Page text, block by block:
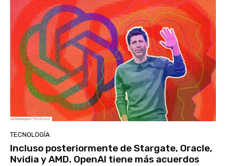
TECNOLOGÍA
Incluso posteriormente de Stargate, Oracle,
Nvidia y AMD, OpenAI tiene más acuerdos